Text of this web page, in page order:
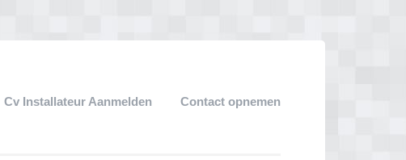
Cv Installateur Aanmelden Contact opnemen